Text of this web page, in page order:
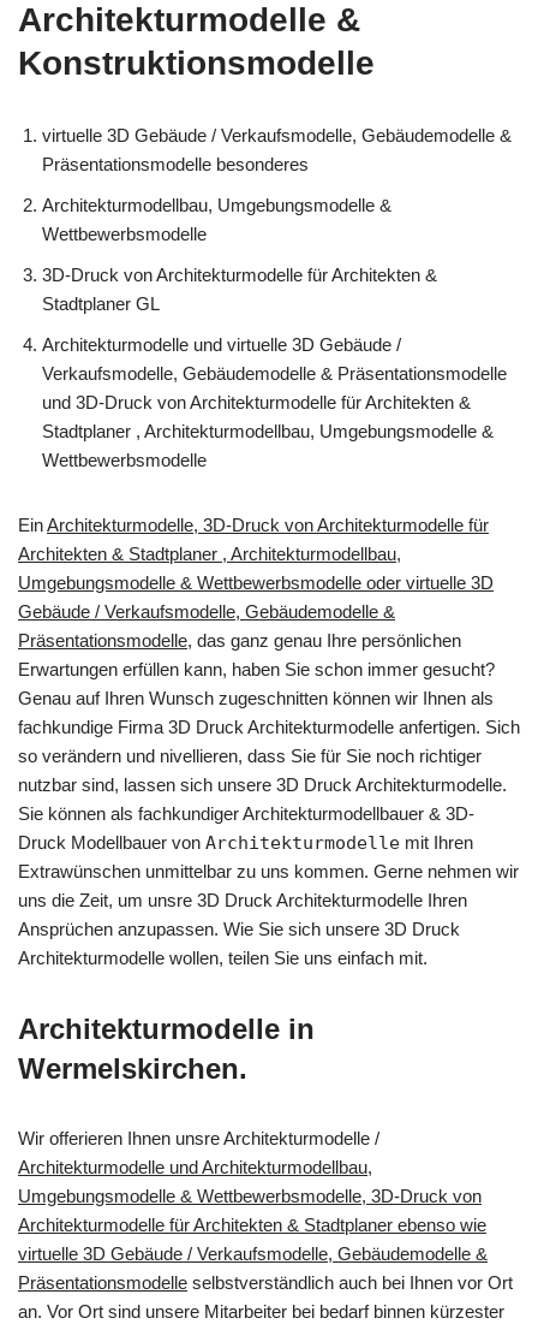
Architekturmodelle &
Konstruktionsmodelle
virtuelle 3D Gebäude / Verkaufsmodelle, Gebäudemodelle &
Präsentationsmodelle besonderes
Architekturmodellbau, Umgebungsmodelle &
Wettbewerbsmodelle
3D-Druck von Architekturmodelle für Architekten &
Stadtplaner GL
Architekturmodelle und virtuelle 3D Gebäude /
Verkaufsmodelle, Gebäudemodelle & Präsentationsmodelle
und 3D-Druck von Architekturmodelle für Architekten &
Stadtplaner , Architekturmodellbau, Umgebungsmodelle &
Wettbewerbsmodelle
EinArchitekturmodelle, 3D-Druck von Architekturmodelle für
Architekten & Stadtplaner , Architekturmodellbau,
Umgebungsmodelle & Wettbewerbsmodelle oder virtuelle 3D
Gebäude / Verkaufsmodelle, Gebäudemodelle &
Präsentationsmodelle, das ganz genau Ihre persönlichen
Erwartungen erfüllen kann, haben Sie schon immer gesucht?
Genau auf Ihren Wunsch zugeschnitten können wir Ihnen als
fachkundige Firma 3D Druck Architekturmodelle anfertigen. Sich
so verändern und nivellieren, dass Sie für Sie noch richtiger
nutzbar sind, lassen sich unsere 3D Druck Architekturmodelle.
Sie können als fachkundiger Architekturmodellbauer & 3D-
Druck Modellbauer von Architekturmodelle mit Ihren
Extrawünschen unmittelbar zu uns kommen. Gerne nehmen wir
uns die Zeit, um unsre 3D Druck Architekturmodelle Ihren
Ansprüchen anzupassen. Wie Sie sich unsere 3D Druck
Architekturmodelle wollen, teilen Sie uns einfach mit.
Architekturmodelle in
Wermelskirchen.
Wir offerieren Ihnen unsre Architekturmodelle /
Architekturmodelle und Architekturmodellbau,
Umgebungsmodelle & Wettbewerbsmodelle, 3D-Druck von
Architekturmodelle für Architekten & Stadtplaner ebenso wie
virtuelle 3D Gebäude / Verkaufsmodelle, Gebäudemodelle &
Präsentationsmodelle selbstverständlich auch bei Ihnen vor Ort
an. Vor Ort sind unsere Mitarbeiter bei bedarf binnen kürzester